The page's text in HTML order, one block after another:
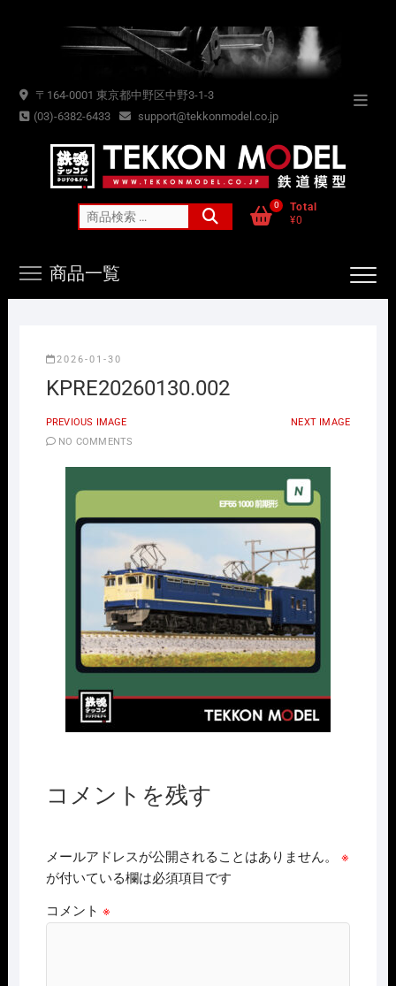
〒164-0001 東京都中野区中野3-1-3
(03)-6382-6433
support@tekkonmodel.co.jp
索
0
Total
¥0
商品一覧
2026-01-30
KPRE20260130.002
PREVIOUS IMAGE
NEXT IMAGE
NO COMMENTS
コメントを残す
メールアドレスが公開されることはありません。
※
が付いている欄は必須項目です
コメント ※